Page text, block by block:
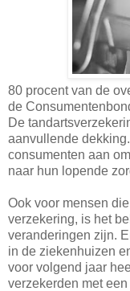
80 procent van de
de
De
aanvullende
consumenten aan
naar hun lopende
Ook voor mensen
verzekering, is het
veranderingen zijn.
in de ziekenhuizen
voor volgend jaar
verzekerden met